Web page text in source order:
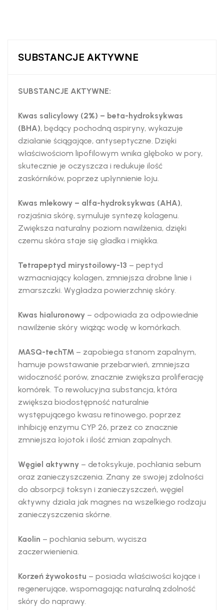
SUBSTANCJE AKTYWNE
SUBSTANCJE AKTYWNE:
Kwas salicylowy (2%) – beta-hydroksykwas
(BHA), będący pochodną aspiryny, wykazuje
działanie ściągające, antyseptyczne. Dzięki
właściwościom lipofilowym wnika głęboko w pory,
skutecznie je oczyszcza i redukuje ilość
zaskórników, poprzez upłynnienie łoju.
Kwas mlekowy – alfa-hydroksykwas (AHA),
rozjaśnia skórę, symuluje syntezę kolagenu.
Zwiększa naturalny poziom nawilżenia, dzięki
czemu skóra staje się gładka i miękka.
Tetrapeptyd mirystoilowy-13 – peptyd
wzmacniający kolagen, zmniejsza drobne linie i
zmarszczki. Wygładza powierzchnię skóry.
Kwas hialuronowy – odpowiada za odpowiednie
nawilżenie skóry wiążąc wodę w komórkach.
MASQ-tech™ – zapobiega stanom zapalnym,
hamuje powstawanie przebarwień, zmniejsza
widoczność porów, znacznie zwiększa proliferację
komórek. To rewolucyjna substancja, która
zwiększa biodostępność naturalnie
występującego kwasu retinowego, poprzez
inhibicję enzymu CYP 26, przez co znacznie
zmniejsza łojotok i ilość zmian zapalnych.
Węgiel aktywny – detoksykuje, pochłania sebum
oraz zanieczyszczenia. Znany ze swojej zdolności
do absorpcji toksyn i zanieczyszczeń, węgiel
aktywny działa jak magnes na wszelkiego rodzaju
zanieczyszczenia skórne.
Kaolin – pochłania sebum, wycisza
zaczerwienienia.
Korzeń żywokostu – posiada właściwości kojące i
regenerujące, wspomagając naturalną zdolność
skóry do naprawy.